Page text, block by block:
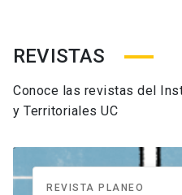
REVISTAS
Conoce las revistas del
y Territoriales UC
REVISTA PLANEO